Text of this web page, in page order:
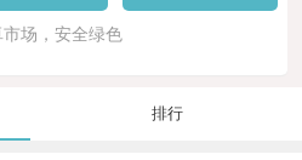
市场，安全绿色
排行